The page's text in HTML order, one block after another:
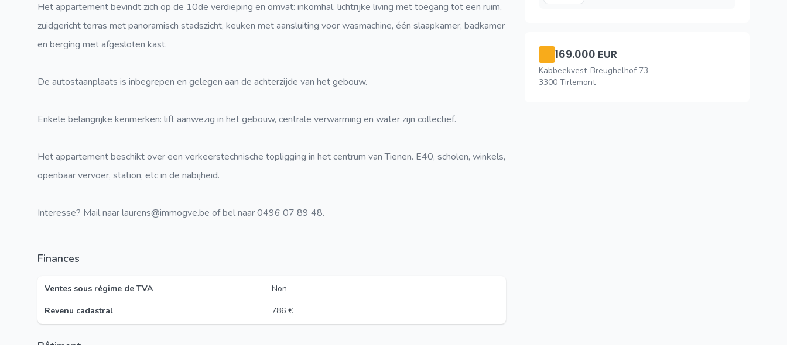
Het appartement bevindt zich op de 10de verdieping en omvat: inkomhal, lichtrijke living met toegang tot een ruim,
zuidgericht terras met panoramisch stadszicht, keuken met aansluiting voor wasmachine, één slaapkamer, badkamer
en berging met afgesloten kast.
De autostaanplaats is inbegrepen en gelegen aan de achterzijde van het gebouw.
Enkele belangrijke kenmerken: lift aanwezig in het gebouw, centrale verwarming en water zijn collectief.
Het appartement beschikt over een verkeerstechnische topligging in het centrum van Tienen. E40, scholen, winkels,
openbaar vervoer, station, etc in de nabijheid.
Interesse? Mail naar laurens@immogve.be of bel naar 0496 07 89 48.
Finances
Ventes sous régime de TVA
Non
Revenu cadastral
786 €
169.000 EUR
Kabbeekvest-Breughelhof 73
3300 Tirlemont